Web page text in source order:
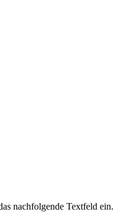
nachfolgende Textfeld ein.